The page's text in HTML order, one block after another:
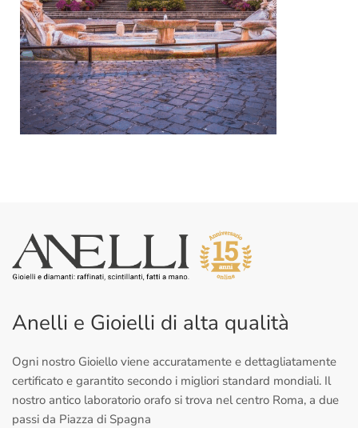
Anelli e Gioielli di alta qualità
Ogni nostro Gioiello viene accuratamente e dettagliatamente
certificato e garantito secondo i migliori standard mondiali. Il
nostro antico laboratorio orafo si trova nel centro Roma, a due
passi da Piazza di Spagna